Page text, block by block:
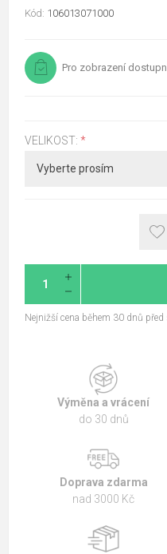
Kód: 106013071000
Pro zobrazení
VELIKOST: *
Nejnižší cena během 30 dnů
Výměna a vrácení
do 30 dnů
Doprava zdarma
nad 3000 Kč